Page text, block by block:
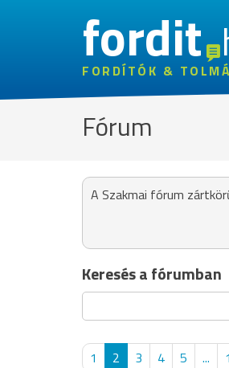
fordit
FORDÍTÓK &
Fórum
A Szakmai fórum
Keresés a fórumban
1 2 3 4 5 ...